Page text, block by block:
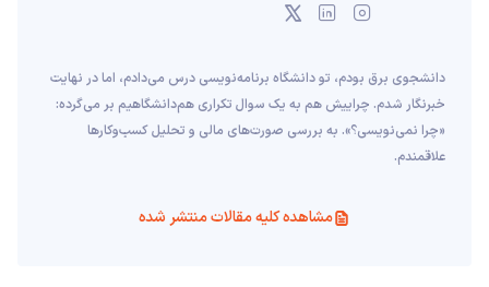
دانشجوی برق بودم، تو دانشگاه برنامه‌نویسی درس می‌دادم، اما در نهایت
خبرنگار شدم. چراییش هم به یک سوال تکراری هم‌دانشگاهیم بر می‌گرده:
«چرا نمی‌نویسی؟». به بررسی صورت‌های مالی و تحلیل کسب‌وکارها
علاقمندم.
مشاهده کلیه مقالات منتشر شده